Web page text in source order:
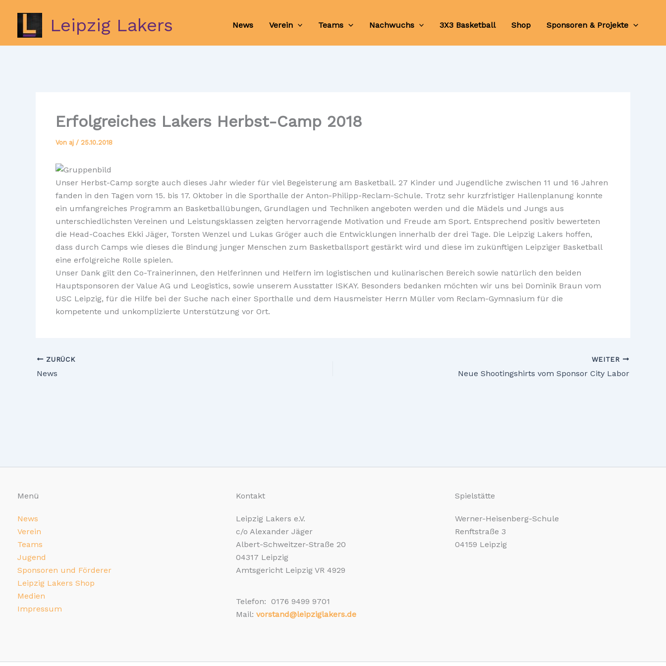
Inhalt
springen
Leipzig Lakers News Verein Teams Nachwuchs 3X3 Basketball Shop Sponsoren & Projekte
Erfolgreiches Lakers Herbst-Camp 2018
Von aj / 25.10.2018
Unser Herbst-Camp sorgte auch dieses Jahr wieder für viel Begeisterung am Basketball. 27 Kinder und Jugendliche zwischen 11 und 16 Jahren
fanden in den Tagen vom 15. bis 17. Oktober in die Sporthalle der Anton-Philipp-Reclam-Schule. Trotz sehr kurzfristiger Hallenplanung konnte
ein umfangreiches Programm an Basketballübungen, Grundlagen und Techniken angeboten werden und die Mädels und Jungs aus
unterschiedlichsten Vereinen und Leistungsklassen zeigten hervorragende Motivation und Freude am Sport. Entsprechend positiv bewerteten
die Head-Coaches Ekki Jäger, Torsten Wenzel und Lukas Gröger auch die Entwicklungen innerhalb der drei Tage. Die Leipzig Lakers hoffen,
dass durch Camps wie dieses die Bindung junger Menschen zum Basketballsport gestärkt wird und diese im zukünftigen Leipziger Basketball
eine erfolgreiche Rolle spielen.
Unser Dank gilt den Co-Trainerinnen, den Helferinnen und Helfern im logistischen und kulinarischen Bereich sowie natürlich den beiden
Hauptsponsoren der Value AG und Leogistics, sowie unserem Ausstatter ISKAY. Besonders bedanken möchten wir uns bei Dominik Braun vom
USC Leipzig, für die Hilfe bei der Suche nach einer Sporthalle und dem Hausmeister Herrn Müller vom Reclam-Gymnasium für die
kompetente und unkomplizierte Unterstützung vor Ort.
ZURÜCK
News
WEITER
Neue Shootingshirts vom Sponsor City Labor
Menü
News
Verein
Teams
Jugend
Sponsoren und Förderer
Leipzig Lakers Shop
Medien
Impressum
Kontakt
Leipzig Lakers e.V.
c/o Alexander Jäger
Albert-Schweitzer-Straße 20
04317 Leipzig
Amtsgericht Leipzig VR 4929
Telefon: 0176 9499 9701
Mail:vorstand@leipziglakers.de
Spielstätte
Werner-Heisenberg-Schule
Renftstraße 3
04159 Leipzig